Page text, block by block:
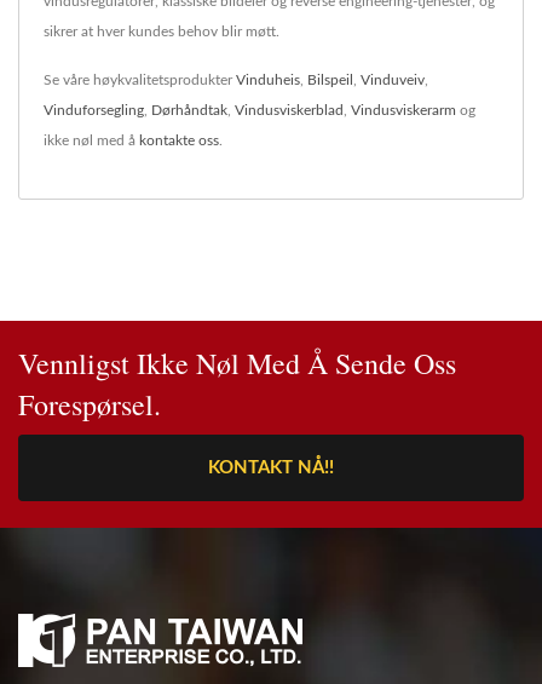
sikrer at hver kundes behov blir møtt.
Se våre høykvalitetsprodukterVinduheis Bilspeil Vinduveiv
Vinduforsegling Dørhåndtak Vindusviskerblad Vindusviskerarm og
ikke nøl med å kontakte oss
Vennligst Ikke Nøl Med Å Sende Oss
Forespørsel.
KONTAKT NÅ!!